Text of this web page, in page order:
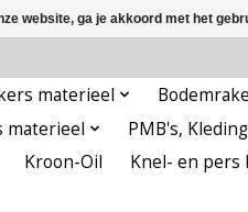
materieel
materieel PMB's, Kleding
Kroon-Oil Knel- en pers
website, ga je akkoord met het